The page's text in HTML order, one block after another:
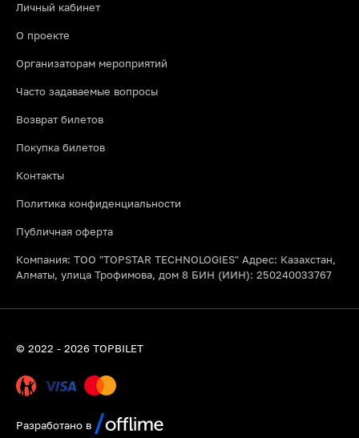
Личный кабинет
О проекте
Организаторам мероприятий
Часто задаваемые вопросы
Возврат билетов
Покупка билетов
Контакты
Политика конфиденциальности
Публичная оферта
Компания: ТОО "TOPSTAR TECHNOLOGIES" Адрес: Казахстан,
Алматы, улица Трофимова, дом 8 БИН (ИИН): 250240033767
© 2022 - 2026 TOPBILET
Разработано в